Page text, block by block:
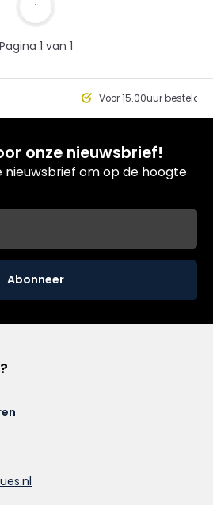
Pagina 1 van 1
1
Voor 15.00uur besteld,
onze nieuwsbrief!
nieuwsbrief om op de hoogte
Abonneer